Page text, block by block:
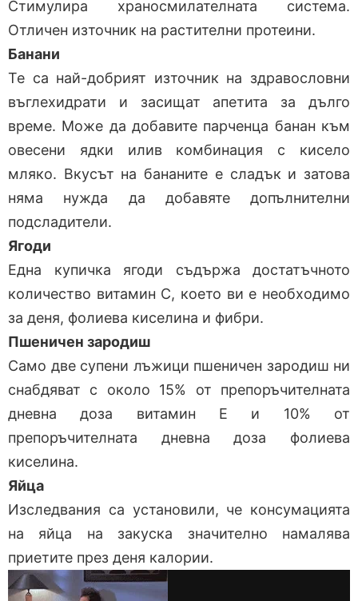
Стимулира храносмилателната система.
Отличен източник на растителни протеини.
Банани
Те са най-добрият източник на здравословни
въглехидрати и засищат апетита за дълго
време. Може да добавите парченца банан към
овесени ядки илив комбинация с кисело
мляко. Вкусът на бананите е сладък и затова
няма нужда да добавяте допълнителни
подсладители.
Ягоди
Една купичка ягоди съдържа достатъчното
количество витамин С, което ви е необходимо
за деня, фолиева киселина и фибри.
Пшеничен зародиш
Само две супени лъжици пшеничен зародиш ни
снабдяват с около 15% от препоръчителната
дневна доза витамин Е и 10% от
препоръчителната дневна доза фолиева
киселина.
Яйца
Изследвания са установили, че консумацията
на яйца на закуска значително намалява
приетите през деня калории.